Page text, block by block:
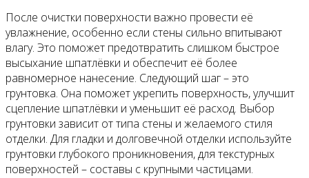
После очистки поверхности важно провести её
увлажнение, особенно если стены сильно впитывают
влагу. Это поможет предотвратить слишком быстрое
высыхание шпатлёвки и обеспечит её более
равномерное нанесение. Следующий шаг – это
грунтовка. Она поможет укрепить поверхность, улучшит
сцепление шпатлёвки и уменьшит её расход. Выбор
грунтовки зависит от типа стены и желаемого стиля
отделки. Для гладки и долговечной отделки используйте
грунтовки глубокого проникновения, для текстурных
поверхностей – составы с крупными частицами.